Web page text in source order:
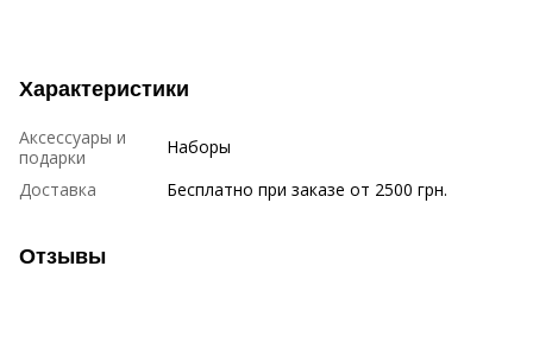
Характеристики
Аксессуары и
подарки
Наборы
Доставка
Бесплатно при заказе от 2500 грн.
Отзывы